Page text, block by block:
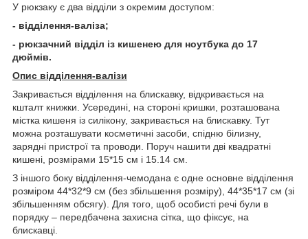
У рюкзаку є два відділи з окремим доступом:
- відділення-валіза;
- рюкзачний відділ із кишенею для ноутбука до 17
дюймів.
Опис відділення-валізи
Закривається відділення на блискавку, відкривається на
кшталт книжки. Усередині, на стороні кришки, розташована
містка кишеня із силікону, закривається на блискавку. Тут
можна розташувати косметичні засоби, спідню білизну,
зарядні пристрої та проводи. Поруч нашити дві квадратні
кишені, розмірами 15*15 см і 15.14 см.
З іншого боку відділення-чемодана є одне основне відділення
розміром 44*32*9 см (без збільшення розміру), 44*35*17 см (зі
збільшенням обсягу). Для того, щоб особисті речі були в
порядку – передбачена захисна сітка, що фіксує, на
блискавці.